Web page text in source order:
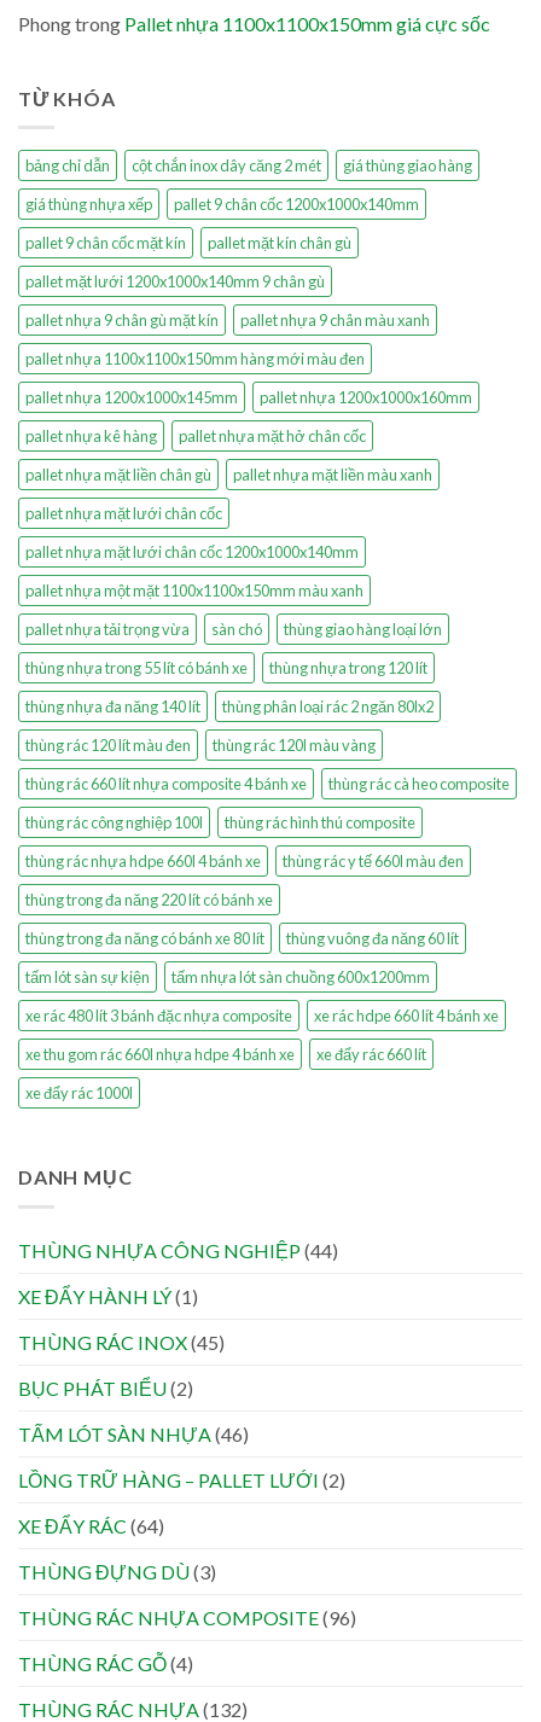
Phongtrong Pallet nhựa 1100x1100x150mm giá cực sốc
TỪ KHÓA
bảng chỉ dẫn cột chắn inox dây căng 2 mét
giá thùng giao hàng
giá thùng nhựa xếp
pallet 9 chân cốc 1200x1000x140mm
pallet 9 chân cốc mặt kín
pallet mặt kín chân gù
pallet mặt lưới 1200x1000x140mm 9 chân gù
pallet nhựa 9 chân gù mặt kín
pallet nhựa 9 chân màu xanh
pallet nhựa 1100x1100x150mm hàng mới màu đen
pallet nhựa 1200x1000x145mm
pallet nhựa 1200x1000x160mm
pallet nhựa kê hàng
pallet nhựa mặt hở chân cốc
pallet nhựa mặt liền chân gù
pallet nhựa mặt liền màu xanh
pallet nhựa mặt lưới chân cốc
pallet nhựa mặt lưới chân cốc 1200x1000x140mm
pallet nhựa một mặt 1100x1100x150mm màu xanh
pallet nhựa tải trọng vừa
sàn chó
thùng giao hàng loại lớn
thùng nhựa trong 55 lít có bánh xe
thùng nhựa trong 120 lít
thùng nhựa đa năng 140 lít
thùng phân loại rác 2 ngăn 80lx2
thùng rác 120 lít màu đen
thùng rác 120l màu vàng
thùng rác 660 lít nhựa composite 4 bánh xe
thùng rác cà heo composite
thùng rác công nghiệp 100l
thùng rác hình thú composite
thùng rác nhựa hdpe 660l 4 bánh xe
thùng rác y tế 660l màu đen
thùng trong đa năng 220 lít có bánh xe
thùng trong đa năng có bánh xe 80 lít
thùng vuông đa năng 60 lít
tấm lót sàn sự kiện
tấm nhựa lót sàn chuồng 600x1200mm
xe rác 480 lít 3 bánh đặc nhựa composite
xe rác hdpe 660 lít 4 bánh xe
xe thu gom rác 660l nhựa hdpe 4 bánh xe
xe đẩy rác 660 lít
xe đẩy rác 1000l
DANH MỤC
THÙNG NHỰA CÔNG NGHIỆP(44)
XE ĐẨY HÀNH LÝ(1)
THÙNG RÁC INOX(45)
BỤC PHÁT BIỂU(2)
TẤM LÓT SÀN NHỰA (46)
LỒNG TRỮ HÀNG – PALLET LƯỚI (2)
XE ĐẨY RÁC (64)
THÙNG ĐỰNG DÙ(3)
THÙNG RÁC NHỰA COMPOSITE(96)
THÙNG RÁC GỖ(4)
THÙNG RÁC NHỰA (132)